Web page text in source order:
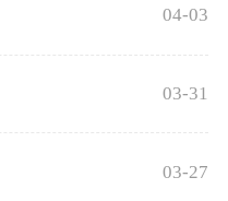
04-03
03-31
03-27